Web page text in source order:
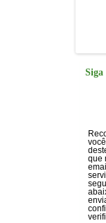
Siga
que